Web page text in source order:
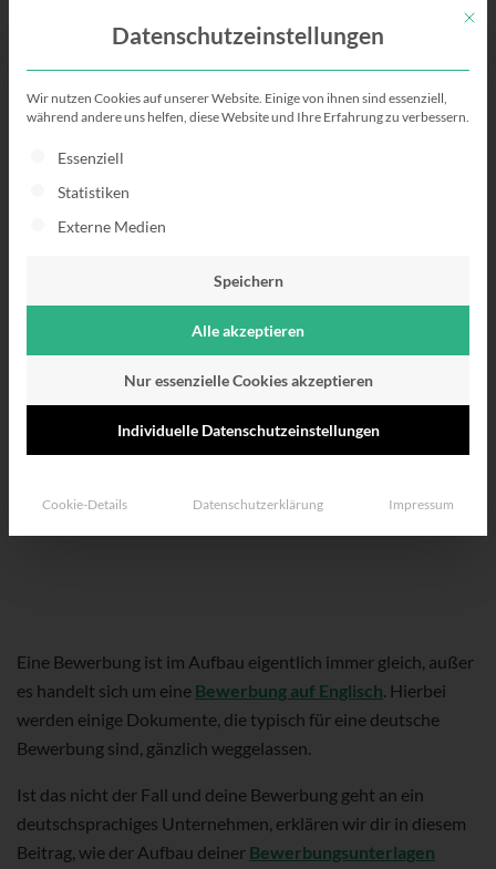
Aufbau der
Bewerbung
Alles zur richtigen Struktur und
Reihenfolge deiner
Bewerbung!
Eine Bewerbung ist im Aufbau eigentlich immer gleich, außer
es handelt sich um eine Bewerbung auf Englisch. Hierbei
werden einige Dokumente, die typisch für eine deutsche
Bewerbung sind, gänzlich weggelassen.
Ist das nicht der Fall und deine Bewerbung geht an ein
deutschsprachiges Unternehmen, erklären wir dir in diesem
Beitrag, wie der Aufbau deiner Bewerbungsunterlagen
Mit
Datenschutzeinstellungen
Wir nutzen Cookies auf unserer Website. Einige von ihnen sind essenziell,
während andere uns helfen, diese Website und Ihre Erfahrung zu verbessern.
Es folgt eine Liste der Service-Gruppen, für die eine
Essenziell
Statistiken
Externe Medien
Speichern
Alle akzeptieren
Nur essenzielle Cookies akzeptieren
Individuelle Datenschutzeinstellungen
Cookie-Details Datenschutzerklärung Impressum